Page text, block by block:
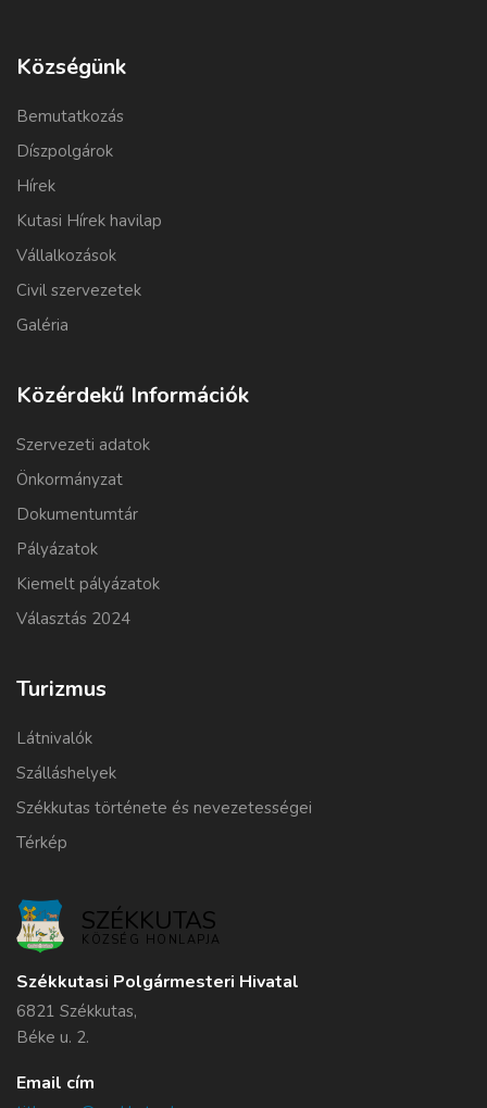
Községünk
Bemutatkozás
Díszpolgárok
Hírek
Kutasi Hírek havilap
Vállalkozások
Civil szervezetek
Galéria
Közérdekű Információk
Szervezeti adatok
Önkormányzat
Dokumentumtár
Pályázatok
Kiemelt pályázatok
Választás 2024
Turizmus
Látnivalók
Szálláshelyek
Székkutas története és nevezetességei
Térkép
SZÉKKUTAS
KÖZSÉG HONLAPJA
Székkutasi Polgármesteri Hivatal
6821 Székkutas,
Béke u. 2.
Email cím